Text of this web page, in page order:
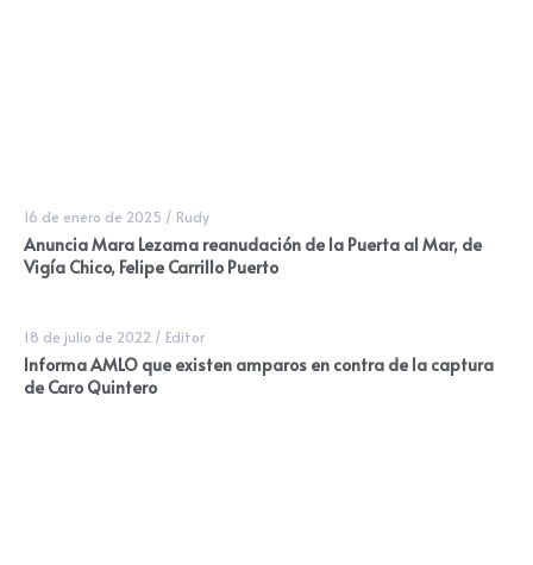
16 de enero de 2025 / Rudy
Anuncia Mara Lezama reanudación de la Puerta al Mar, de
Vigía Chico, Felipe Carrillo Puerto
18 de julio de 2022 / Editor
Informa AMLO que existen amparos en contra de la captura
de Caro Quintero